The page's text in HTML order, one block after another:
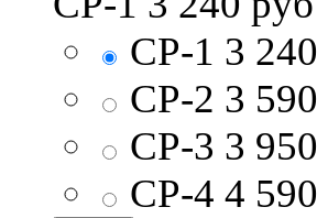
СР-1 3 240
СР-2 3 590
СР-3 3 950
СР-4 4 590